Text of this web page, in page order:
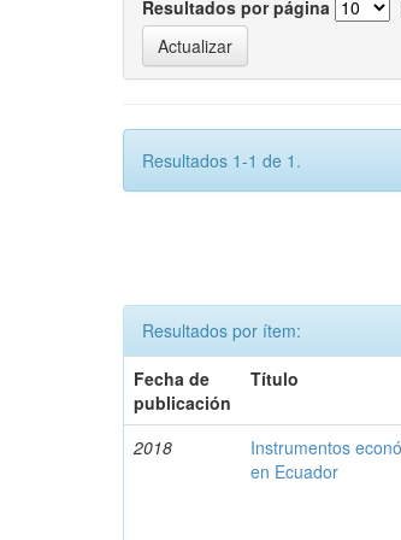
Resultados por página
Resultados 1-1 de 1.
Resultados por ítem:
Fecha de
publicación
Título
2018
Instrumentos
en Ecuador